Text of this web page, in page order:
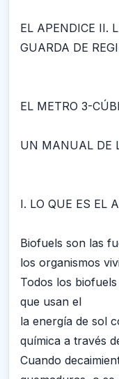
EL APENDICE II.
GUARDA DE
EL METRO 3-
UN MANUAL DE
I. LO QUE ES EL
Biofuels son las
los organismos
Todos los
que usan el
la energía de sol
química a través
Cuando